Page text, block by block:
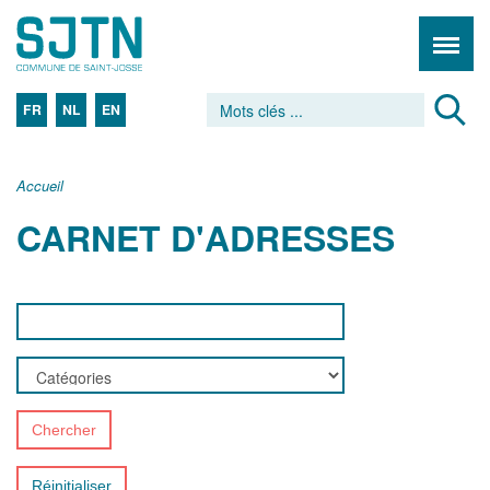
FR NL EN
Accueil
CARNET D'ADRESSES
Chercher
Réinitialiser